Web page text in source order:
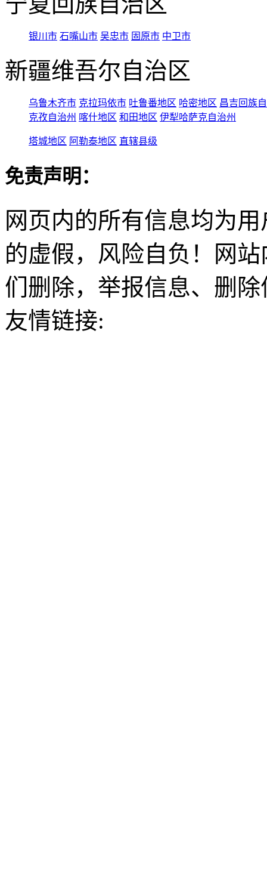
银川市 石嘴山市 吴忠市 固原市 中卫市
新疆维吾尔自治区
乌鲁木齐市 克拉玛依市 吐鲁番地区 哈密地区 昌吉回族
克孜自治州 喀什地区 和田地区 伊犁哈萨克自治州
塔城地区 阿勒泰地区 直辖县级
免责声明：
网页内的所有信息均为
的虚假，风险自负！网
们删除，举报信息、删
友情链接: